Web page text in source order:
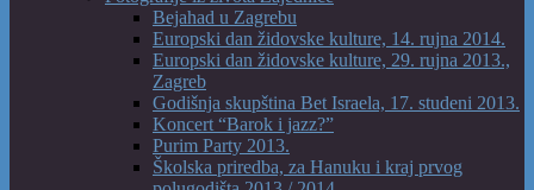
Bejahad u Zagrebu
Europski dan židovske kulture, 14. rujna 2014.
Europski dan židovske kulture, 29. rujna 2013.,
Zagreb
Godišnja skupština Bet Israela, 17. studeni 2013.
Koncert “Barok i jazz?”
Purim Party 2013.
Školska priredba, za Hanuku i kraj prvog